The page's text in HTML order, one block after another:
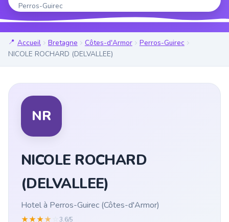
Perros-Guirec
Accueil Bretagne Côtes-d'Armor
Perros-Guirec
NICOLE ROCHARD (DELVALLEE)
NR
NICOLE ROCHARD
(DELVALLEE)
Hotel à Perros-Guirec (Côtes-d'Armor)
★★★★ 3.6/5